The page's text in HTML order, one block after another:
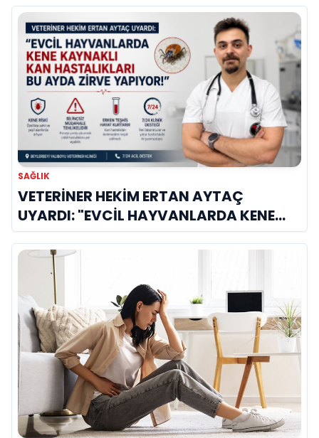
SAĞLIK
VETERİNER HEKİM ERTAN AYTAÇ
UYARDI: "EVCİL HAYVANLARDA KENE
KAYNAKLI KAN HASTALIKLARI BU AYDA
ZİRVE YAPIYOR!"